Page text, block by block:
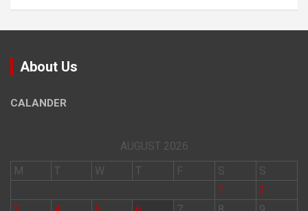
About Us
CALANDER
AUGUST 2026
M
T W T F S
S
1
2